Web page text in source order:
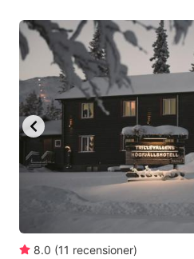
8.0 (11 recensioner)